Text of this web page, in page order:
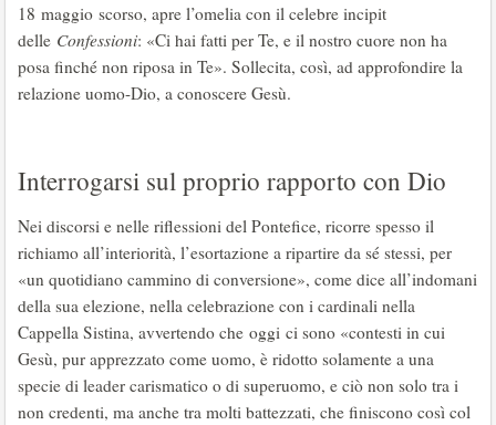
18 maggio scorso, apre l’omelia con il celebre incipit
delle Confessioni: «Ci hai fatti per Te, e il nostro cuore non ha
posa finché non riposa in Te». Sollecita, così, ad approfondire la
relazione uomo-Dio, a conoscere Gesù.
Interrogarsi sul proprio rapporto con Dio
Nei discorsi e nelle riflessioni del Pontefice, ricorre spesso il
richiamo all’interiorità, l’esortazione a ripartire da sé stessi, per
«un quotidiano cammino di conversione», come dice all’indomani
della sua elezione, nella celebrazione con i cardinali nella
Cappella Sistina, avvertendo che oggi ci sono «contesti in cui
Gesù, pur apprezzato come uomo, è ridotto solamente a una
specie di leader carismatico o di superuomo, e ciò non solo tra i
non credenti, ma anche tra molti battezzati, che finiscono così col